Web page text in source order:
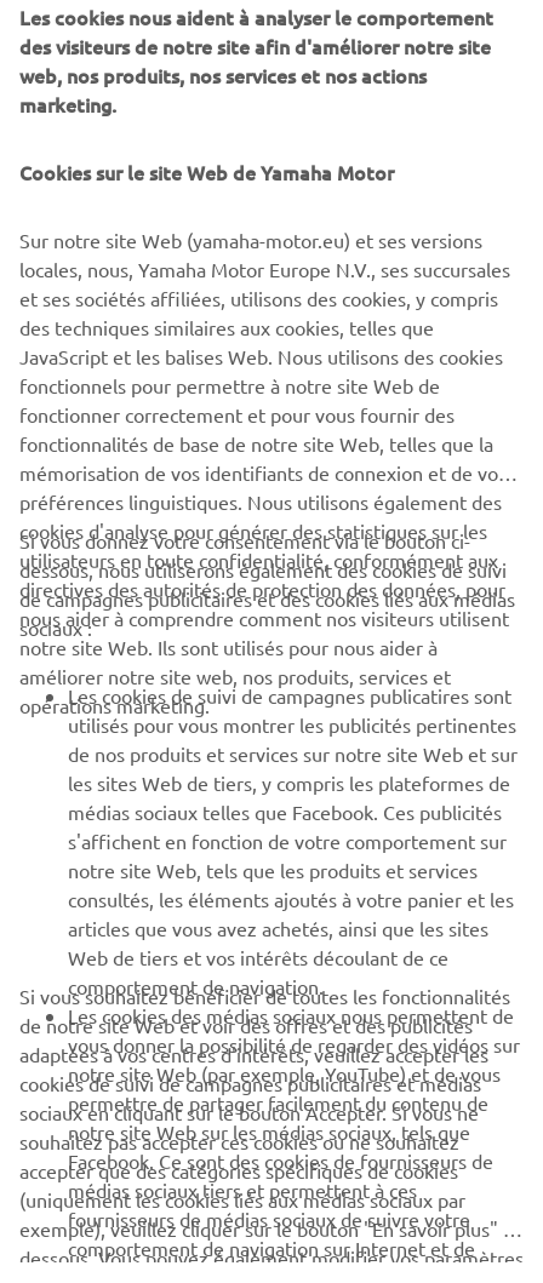
correctement à l’utilisation du véhicule. L’utilisation sur la voie
publique est autorisée, mais l’utilisation est déconseillée pour
les personnes de moins de 16 ans. Lorsque vous conduisez sur
la voie publique, sachez que la vitesse maximale du véhicule
Soyez toujours conscient(e) de la différence de vitesse par
vitesse maximale autorisée est supérieure à 50 km/h.
N’utilisez jamais ce véhicule sur l’autoroute. Si vous ne
respectez pas les exigences ci-dessus et les autres exigences
du constructeur et de l’importateur, ceux-ci ne sont pas
responsables des conséquences de votre non-conformité. Pour
plus d’informations, veuillez contacter votre concessionnaire
local.
CORPORATE
PROS & B2B
PLUS YAMAHA
SUPPORT
NEWSLETTER
Découvrez en exclusivité les dernières offres, les événements
spéciaux, les nouveautés et bien plus encore
S'ABONNER
Lisez notre politique de confidentialité pour savoir comment
nous traitons vos données personnelles : Politique de
Confidentialité
France (French)
Les cookies nous aident à analyser le comportement
des visiteurs de notre site afin d'améliorer notre site
web, nos produits, nos services et nos actions
marketing.
Cookies sur le site Web de Yamaha Motor
Sur notre site Web (yamaha-motor.eu) et ses versions
locales, nous, Yamaha Motor Europe N.V., ses succursales
et ses sociétés affiliées, utilisons des cookies, y compris
des techniques similaires aux cookies, telles que
JavaScript et les balises Web. Nous utilisons des cookies
fonctionnels pour permettre à notre site Web de
fonctionner correctement et pour vous fournir des
fonctionnalités de base de notre site Web, telles que la
mémorisation de vos identifiants de connexion et de vos
préférences linguistiques. Nous utilisons également des
cookies d'analyse pour générer des statistiques sur les
utilisateurs en toute confidentialité, conformément aux
directives des autorités de protection des données, pour
nous aider à comprendre comment nos visiteurs utilisent
notre site Web. Ils sont utilisés pour nous aider à
améliorer notre site web, nos produits, services et
opérations marketing.
Si vous donnez votre consentement via le bouton ci-
dessous, nous utiliserons également des cookies de suivi
de campagnes publicitaires et des cookies liés aux médias
sociaux :
Les cookies de suivi de campagnes publicatires sont
utilisés pour vous montrer les publicités pertinentes
de nos produits et services sur notre site Web et sur
les sites Web de tiers, y compris les plateformes de
médias sociaux telles que Facebook. Ces publicités
s'affichent en fonction de votre comportement sur
notre site Web, tels que les produits et services
consultés, les éléments ajoutés à votre panier et les
articles que vous avez achetés, ainsi que les sites
Web de tiers et vos intérêts découlant de ce
comportement de navigation.
Les cookies des médias sociaux nous permettent de
vous donner la possibilité de regarder des vidéos sur
notre site Web (par exemple, YouTube) et de vous
permettre de partager facilement du contenu de
notre site Web sur les médias sociaux, tels que
Facebook. Ce sont des cookies de fournisseurs de
médias sociaux tiers et permettent à ces
fournisseurs de médias sociaux de suivre votre
comportement de navigation sur Internet et de
Si vous souhaitez bénéficier de toutes les fonctionnalités
de notre site Web et voir des offres et des publicités
adaptées à vos centres d'intérêts, veuillez accepter les
cookies de suivi de campagnes publicitaires et médias
sociaux en cliquant sur le bouton Accepter. Si vous ne
souhaitez pas accepter ces cookies ou ne souhaitez
accepter que des catégories spécifiques de cookies
(uniquement les cookies liés aux médias sociaux par
exemple), veuillez cliquer sur le bouton "En savoir plus" ci-
dessous. Vous pouvez également modifier vos paramètres